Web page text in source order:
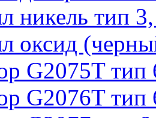
никель тип
оксид
G2075T тип
G2076T тип